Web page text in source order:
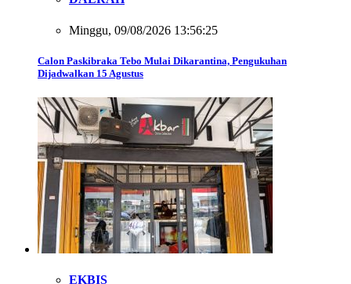
Minggu, 09/08/2026 13:56:25
Calon Paskibraka Tebo Mulai Dikarantina, Pengukuhan
Dijadwalkan 15 Agustus
EKBIS